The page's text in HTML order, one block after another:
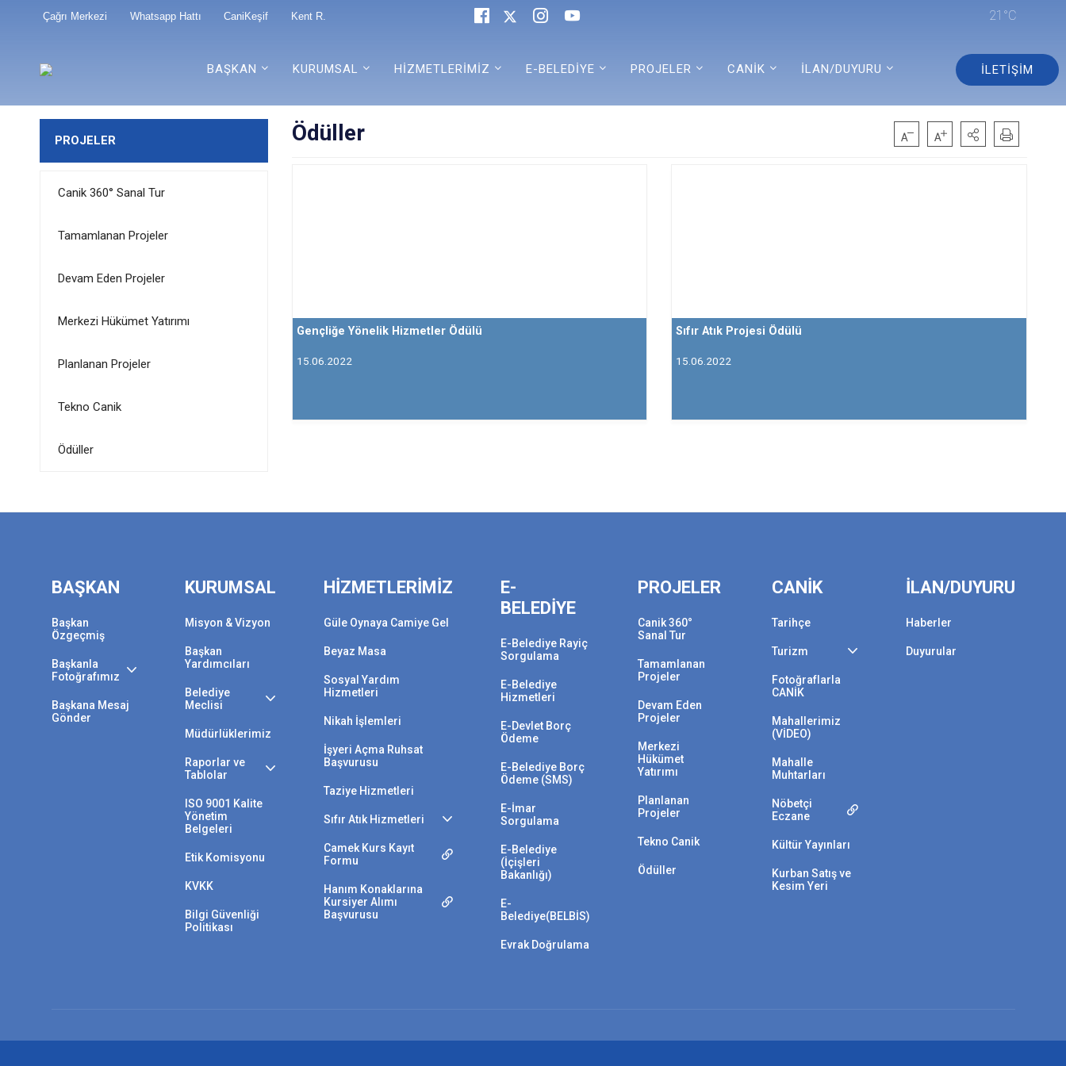
Çağrı Merkezi Whatsapp Hattı CaniKeşif Kent R. 21°C
BAŞKAN KURUMSAL HİZMETLERİMİZ E-BELEDİYE PROJELER CANİK İLAN/DUYURU İLETİŞİM
PROJELER
Canik 360° Sanal Tur
Tamamlanan Projeler
Devam Eden Projeler
Merkezi Hükümet Yatırımı
Planlanan Projeler
Tekno Canik
Ödüller
Ödüller
Gençliğe Yönelik Hizmetler Ödülü
15.06.2022
Sıfır Atık Projesi Ödülü
15.06.2022
BAŞKAN
Başkan
Özgeçmiş
Başkanla
Fotoğrafımız
Başkana Mesaj
Gönder
KURUMSAL
Misyon & Vizyon
Başkan
Yardımcıları
Belediye
Meclisi
Müdürlüklerimiz
Raporlar ve
Tablolar
ISO 9001 Kalite
Yönetim
Belgeleri
Etik Komisyonu
KVKK
Bilgi Güvenliği
Politikası
HİZMETLERİMİZ
Güle Oynaya Camiye Gel
Beyaz Masa
Sosyal Yardım
Hizmetleri
Nikah İşlemleri
İşyeri Açma Ruhsat
Başvurusu
Taziye Hizmetleri
Sıfır Atık Hizmetleri
Camek Kurs Kayıt
Formu
Hanım Konaklarına
Kursiyer Alımı
Başvurusu
E-
BELEDİYE
E-Belediye Rayiç
Sorgulama
E-Belediye
Hizmetleri
E-Devlet Borç
Ödeme
E-Belediye Borç
Ödeme (SMS)
E-İmar
Sorgulama
E-Belediye
(İçişleri
Bakanlığı)
E-
Belediye(BELBİS)
Evrak Doğrulama
PROJELER
Canik 360°
Sanal Tur
Tamamlanan
Projeler
Devam Eden
Projeler
Merkezi
Hükümet
Yatırımı
Planlanan
Projeler
Tekno Canik
Ödüller
CANİK
Tarihçe
Turizm
Fotoğraflarla
CANİK
Mahallerimiz
(VİDEO)
Mahalle
Muhtarları
Nöbetçi
Eczane
Kültür Yayınları
Kurban Satış ve
Kesim Yeri
İLAN/DUYURU
Haberler
Duyurular